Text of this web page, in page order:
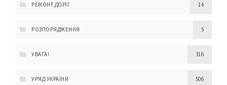
РЕМОНТ ДОРІГ 14
РОЗПОРЯДЖЕННЯ 5
УВАГА! 316
УРЯД УКРАЇНИ 506